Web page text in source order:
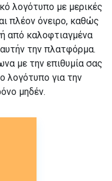
λογότυπο με μερικές
πλέον όνειρο, καθώς
από καλοφτιαγμένα
την πλατφόρμα.
με την επιθυμία σας
λογότυπο για την
μηδέν.